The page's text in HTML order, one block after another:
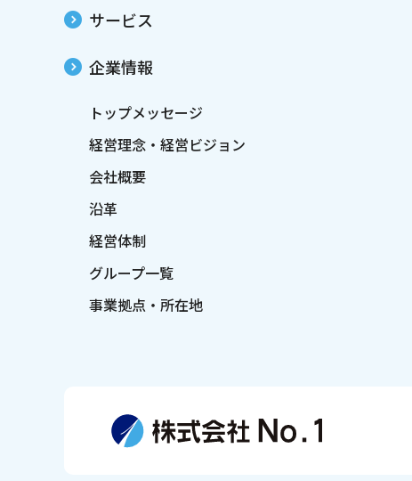
サービス
企業情報
トップメッセージ
経営理念・経営ビジョン
会社概要
沿革
経営体制
グループ一覧
事業拠点・所在地